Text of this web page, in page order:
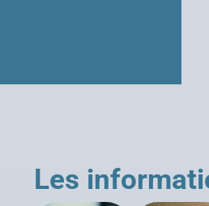
Les